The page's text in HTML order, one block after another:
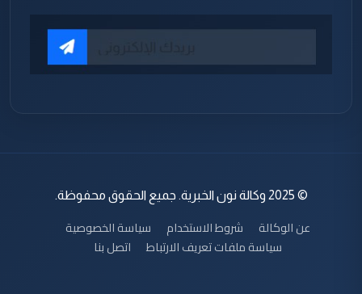
© 2025 وكالة نون الخبرية. جميع الحقوق محفوظة.
عن الوكالة شروط الاستخدام
سياسة الخصوصية
سياسة ملفات تعريف الارتباط
اتصل بنا